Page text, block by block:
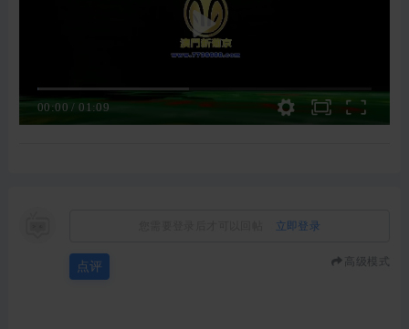
00:00 /01:09
立即登录
点评 高级模式